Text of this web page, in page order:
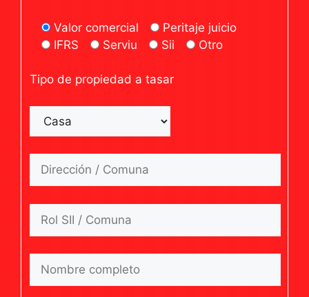
Valor comercial
Peritaje juicio
IFRS
Serviu Sii Otro
Tipo de propiedad a tasar